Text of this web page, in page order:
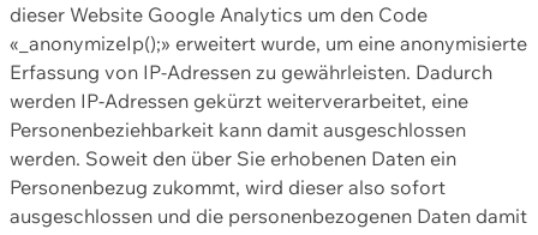
dieser Website Google Analytics um den Code
«_anonymizeIp();» erweitert wurde, um eine anonymisierte
Erfassung von IP-Adressen zu gewährleisten. Dadurch
werden IP-Adressen gekürzt weiterverarbeitet, eine
Personenbeziehbarkeit kann damit ausgeschlossen
werden. Soweit den über Sie erhobenen Daten ein
Personenbezug zukommt, wird dieser also sofort
ausgeschlossen und die personenbezogenen Daten damit